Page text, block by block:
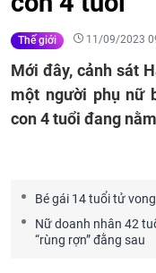
Thế giới 11/09/2023
Mới đây, cảnh sát
một người phụ nữ
con 4 tuổi đang
Bé gái 14 tuổi tử
Nữ doanh nhân 42
“rùng rợn” đằng sau